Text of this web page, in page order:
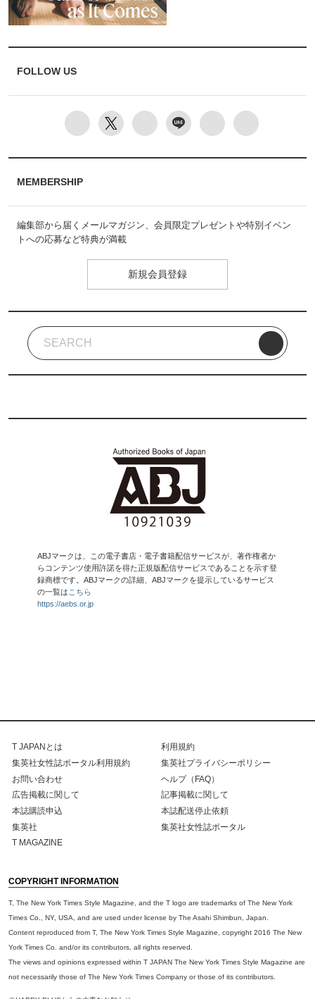
FOLLOW US
MEMBERSHIP
編集部から届くメールマガジン、会員限定プレゼントや特別イベン
トへの応募など特典が満載
新規会員登録
ABJマークは、この電子書店・電子書籍配信サービスが、著作権者か
らコンテンツ使用許諾を得た正規版配信サービスであることを示す登
録商標です。ABJマークの詳細、ABJマークを提示しているサービス
の一覧は こちら
https://aebs.or.jp
T JAPANとは
利用規約
集英社女性誌ポータル利用規約
集英社プライバシーポリシー
お問い合わせ
ヘルプ（FAQ）
広告掲載に関して
記事掲載に関して
本誌購読申込
本誌配送停止依頼
集英社
集英社女性誌ポータル
T MAGAZINE
COPYRIGHT INFORMATION
T, The New York Times Style Magazine, and the T logo are trademarks of The New York
Times Co., NY, USA, and are used under license by The Asahi Shimbun, Japan.
Content reproduced from T, The New York Times Style Magazine, copyright 2016 The New
York Times Co. and/or its contributors, all rights reserved.
The views and opinions expressed within T JAPAN The New York Times Style Magazine are
not necessarily those of The New York Times Company or those of its contributors.